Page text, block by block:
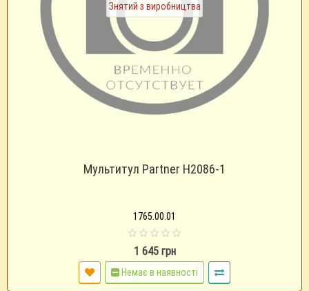
Знятий з виробництва
Мультитул Partner H2086-1
1765.00.01
1 645 грн
Немає в наявності